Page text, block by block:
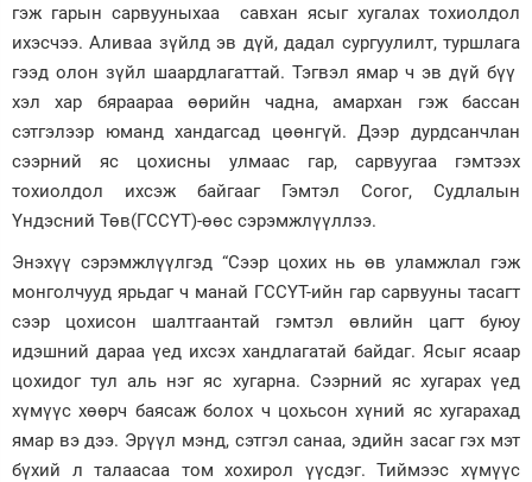
гэж гарын сарвууныхаа савхан ясыг хугалах тохиолдол
ихэсчээ. Аливаа зүйлд эв дүй, дадал сургуулилт, туршлага
гээд олон зүйл шаардлагаттай. Тэгвэл ямар ч эв дүй бүү
хэл хар бяраараа өөрийн чадна, амархан гэж бассан
сэтгэлээр юманд хандагсад цөөнгүй. Дээр дурдсанчлан
сээрний яс цохисны улмаас гар, сарвуугаа гэмтээх
тохиолдол ихсэж байгааг Гэмтэл Согог, Судлалын
Үндэсний Төв(ГССҮТ)-өөс сэрэмжлүүллээ.
Энэхүү сэрэмжлүүлгэд “Сээр цохих нь өв уламжлал гэж
монголчууд ярьдаг ч манай ГССҮТ-ийн гар сарвууны тасагт
сээр цохисон шалтгаантай гэмтэл өвлийн цагт буюу
идэшний дараа үед ихсэх хандлагатай байдаг. Ясыг ясаар
цохидог тул аль нэг яс хугарна. Сээрний яс хугарах үед
хүмүүс хөөрч баясаж болох ч цохьсон хүний яс хугарахад
ямар вэ дээ. Эрүүл мэнд, сэтгэл санаа, эдийн засаг гэх мэт
бүхий л талаасаа том хохирол үүсдэг. Тиймээс хүмүүс